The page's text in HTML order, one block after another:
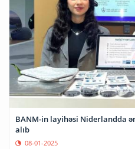
BANM-in layihəsi Niderlandda
alıb
08-01-2025